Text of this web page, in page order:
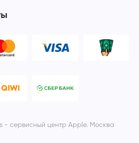
- сервисный центр Apple. Москва